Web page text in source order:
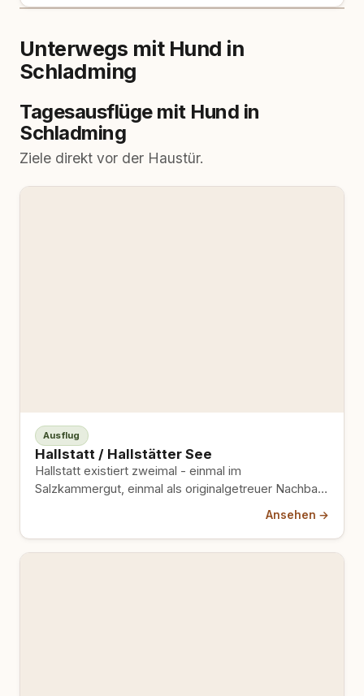
Unterwegs mit Hund in
Schladming
Tagesausflüge mit Hund in
Schladming
Ziele direkt vor der Haustür.
Ausflug
Hallstatt / Hallstätter See
Hallstatt existiert zweimal - einmal im
Salzkammergut, einmal als originalgetreuer Nachbau
in der chinesischen Provinz Guangdong. Das
Ansehen →